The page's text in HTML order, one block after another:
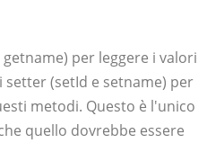
per leggere i valori
(setId e setname) per
metodi. Questo è l'unico
quello dovrebbe essere